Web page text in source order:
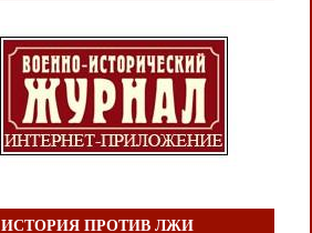
ИСТОРИЯ ПРОТИВ ЛЖИ